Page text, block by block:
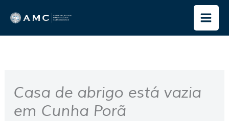
para
o
Casa de abrigo está vazia
em Cunha Porã